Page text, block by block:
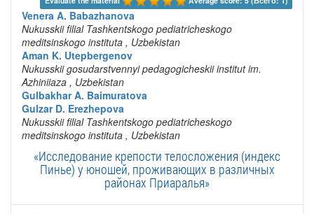
Venera A. Babazhanova
Nukusskii filial Tashkentskogo pediatricheskogo
meditsinskogo instituta , Uzbekistan
Aman K. Utepbergenov
Nukusskii gosudarstvennyi pedagogicheskii institut im.
Azhiniiaza , Uzbekistan
Gulbakhar A. Baimuratova
Gulzar D. Erezhepova
Nukusskii filial Tashkentskogo pediatricheskogo
meditsinskogo instituta , Uzbekistan
«Исследование крепости телосложения (индекс
Пинье) у юношей, проживающих в различных
районах Приаралья»